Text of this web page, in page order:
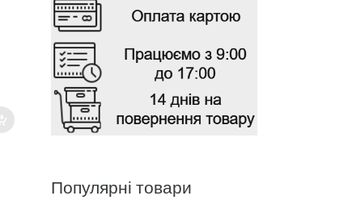
Популярні товари